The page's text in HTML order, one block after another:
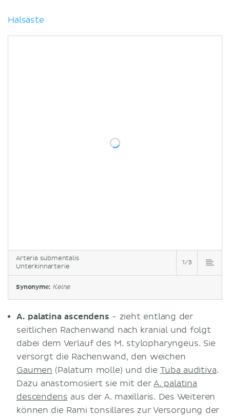
Halsäste
Arteria submentalis
Unterkinnarterie
1/3
Synonyme: Keine
A. palatina ascendens - zieht entlang der
seitlichen Rachenwand nach kranial und folgt
dabei dem Verlauf des M. stylopharyngeus. Sie
versorgt die Rachenwand, den weichen
Gaumen (Palatum molle) und dieTuba auditiva.
Dazu anastomosiert sie mit derA. palatina
descendens aus der A. maxillaris. Des Weiteren
können die Rami tonsillares zur Versorgung der